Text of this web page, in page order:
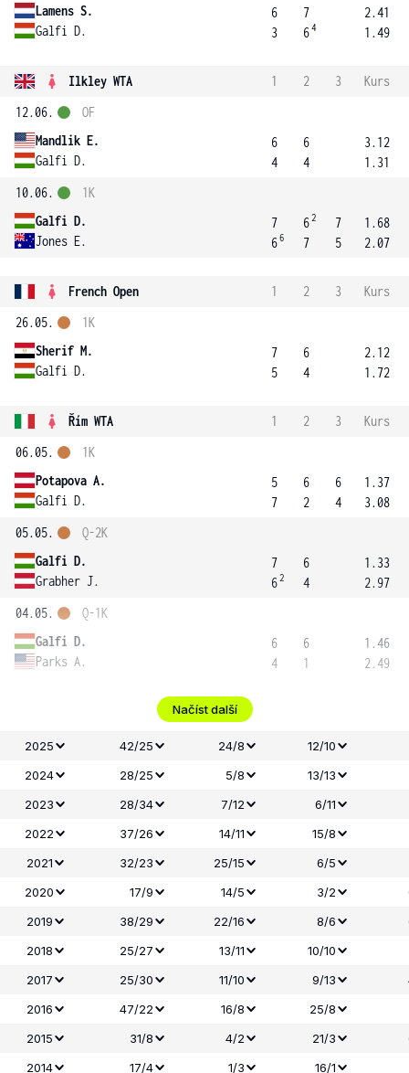
Lamens S.
Galfi D.
6
3
7
64
2.41
1.49
Ilkley WTA 1 2 3
Kurs
12.06.
Mandlik E.
Galfi D.
OF
6
4
6
4
3.12
1.31
10.06.
Galfi D.
Jones E.
1K
7
66
62
7
7
5
1.68
2.07
French Open 1 2 3
Kurs
26.05.
Sherif M.
Galfi D.
1K
7
5
6
4
2.12
1.72
Řím WTA 1 2 3
Kurs
06.05.
Potapova A.
Galfi D.
1K
5
7
6
2
6
4
1.37
3.08
05.05.
Galfi D.
Grabher J.
Q-2K
7
62
6
4
1.33
2.97
04.05.
Galfi D.
Parks A.
Q-1K
6
4
6
1
1.46
2.49
Načíst další
2025 42/25 24/8 12/10
2024
28/25 5/8
13/13
2023
28/34 7/12 6/11
2022
37/26 14/11 15/8
2021
32/23 25/15
6/5
2020
17/9 14/5 3/2
2019
38/29 22/16 8/6
2018
25/27 13/11
10/10
2017
25/30 11/10 9/13
2016
47/22 16/8 25/8
2015
31/8 4/2 21/3
2014
17/4 1/3 16/1